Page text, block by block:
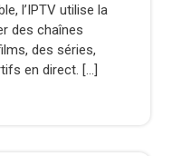
l’IPTV utilise la
des chaînes
des séries,
en direct. […]